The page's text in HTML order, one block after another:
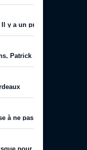
y a un problème de
Patrick Sanz fête son
à ne pas respecter ses